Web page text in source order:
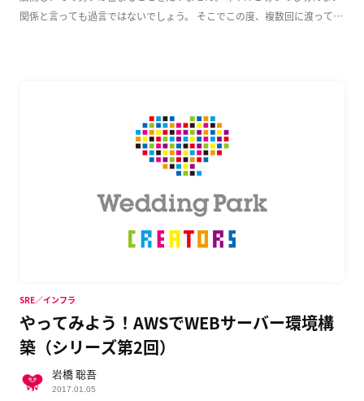
関係と言っても過言ではないでしょう。 そこでこの度、複数回に渡って
やってみよう！AWSでWEBサーバー環境構
築（シリーズ第2回）
SRE／インフラ
岩橋 聡吾
2017.01.05